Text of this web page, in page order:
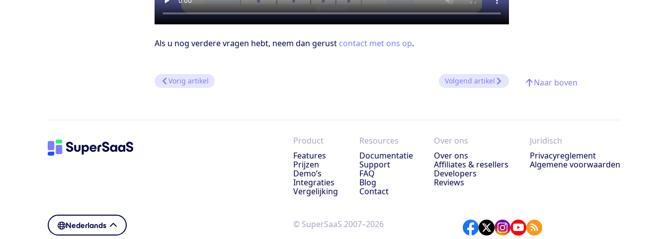
Als u nog verdere vragen hebt, neem dan gerust contact met ons op.
Vorig artikel Volgend artikel Naar boven
Product
Features
Prijzen
Demo’s
Integraties
Vergelijking
Resources
Documentatie
Support
FAQ
Blog
Contact
Over ons
Over ons
Affiliates & resellers
Developers
Reviews
Juridisch
Privacyreglement
Algemene voorwaarden
Nederlands © SuperSaaS 2007–2026